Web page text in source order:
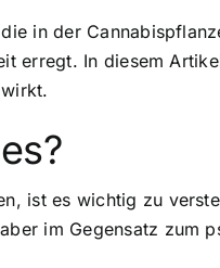
in der
erregt. In diesem
ist es wichtig zu
im Gegensatz zum